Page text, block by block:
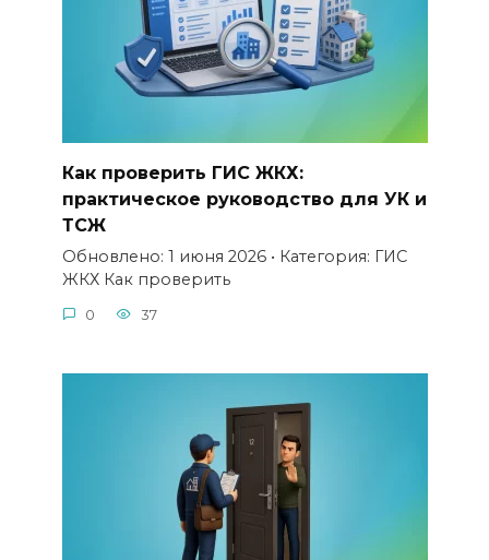
Как проверить ГИС ЖКХ:
практическое руководство для УК и
ТСЖ
Обновлено: 1 июня 2026 • Категория: ГИС
ЖКХ Как проверить
0 37